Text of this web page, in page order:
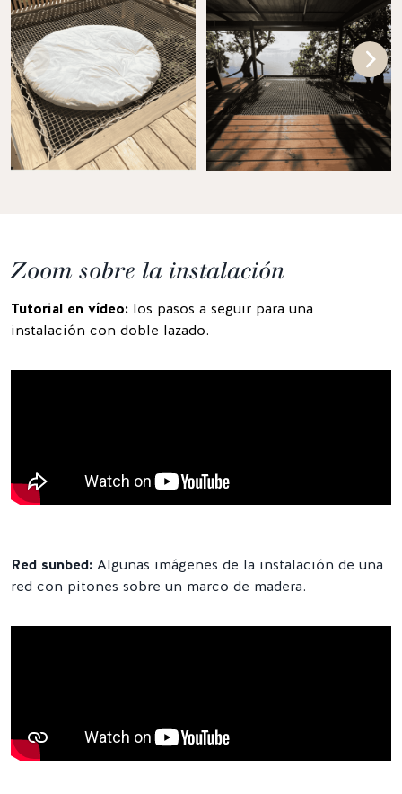
Zoom sobre la instalación
Tutorial en vídeo: los pasos a seguir para una
instalación con doble lazado.
Red sunbed: Algunas imágenes de la instalación de una
red con pitones sobre un marco de madera.